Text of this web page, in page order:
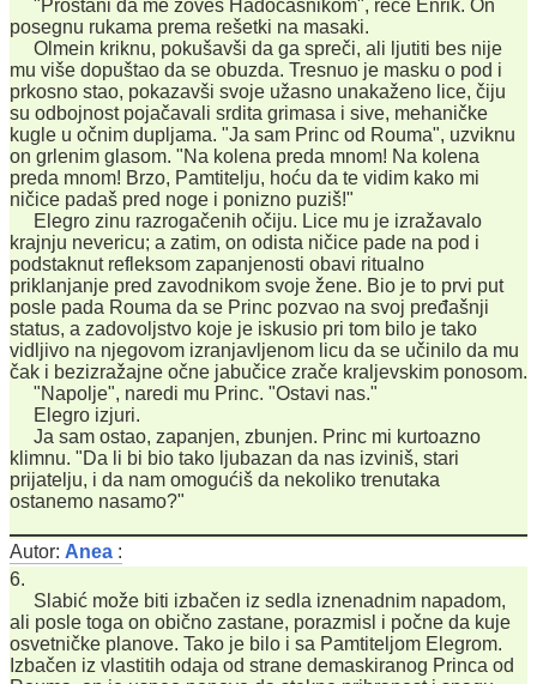
"Prostani da me zoveš Hadočasnikom", reče Enrik. On
posegnu rukama prema rešetki na masaki.
Olmein kriknu, pokušavši da ga spreči, ali ljutiti bes nije
mu više dopuštao da se obuzda. Tresnuo je masku o pod i
prkosno stao, pokazavši svoje užasno unakaženo lice, čiju
su odbojnost pojačavali srdita grimasa i sive, mehaničke
kugle u očnim dupljama. "Ja sam Princ od Rouma", uzviknu
on grlenim glasom. "Na kolena preda mnom! Na kolena
preda mnom! Brzo, Pamtitelju, hoću da te vidim kako mi
ničice padaš pred noge i ponizno puziš!"
Elegro zinu razrogačenih očiju. Lice mu je izražavalo
krajnju nevericu; a zatim, on odista ničice pade na pod i
podstaknut refleksom zapanjenosti obavi ritualno
priklanjanje pred zavodnikom svoje žene. Bio je to prvi put
posle pada Rouma da se Princ pozvao na svoj pređašnji
status, a zadovoljstvo koje je iskusio pri tom bilo je tako
vidljivo na njegovom izranjavljenom licu da se učinilo da mu
čak i bezizražajne očne jabučice zrače kraljevskim ponosom.
"Napolje", naredi mu Princ. "Ostavi nas."
Elegro izjuri.
Ja sam ostao, zapanjen, zbunjen. Princ mi kurtoazno
klimnu. "Da li bi bio tako ljubazan da nas izviniš, stari
prijatelju, i da nam omogućiš da nekoliko trenutaka
ostanemo nasamo?"
Autor: Anea :
6.
Slabić može biti izbačen iz sedla iznenadnim napadom,
ali posle toga on obično zastane, porazmisl i počne da kuje
osvetničke planove. Tako je bilo i sa Pamtiteljom Elegrom.
Izbačen iz vlastitih odaja od strane demaskiranog Princa od